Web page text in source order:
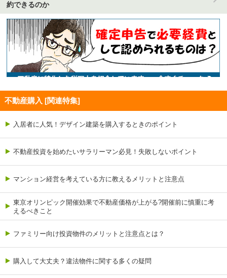
約できるのか
不動産購入 [関連特集]
入居者に人気！デザイン建築を購入するときのポイント
不動産投資を始めたいサラリーマン必見！失敗しないポイント
マンション経営を考えている方に教えるメリットと注意点
東京オリンピック開催効果で不動産価格が上がる?開催前に慎重に考
えるべきこと
ファミリー向け投資物件のメリットと注意点とは？
購入して大丈夫？違法物件に関する多くの疑問